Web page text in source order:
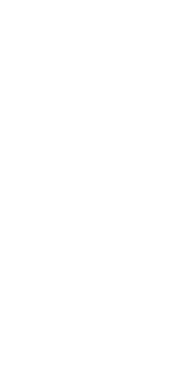
Aplicações